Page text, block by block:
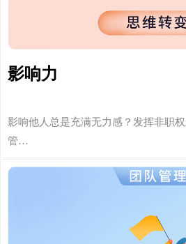
影响力
影响他人总是充满无力感？发挥非职
管…